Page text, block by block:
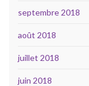
septembre 2018
août 2018
juillet 2018
juin 2018